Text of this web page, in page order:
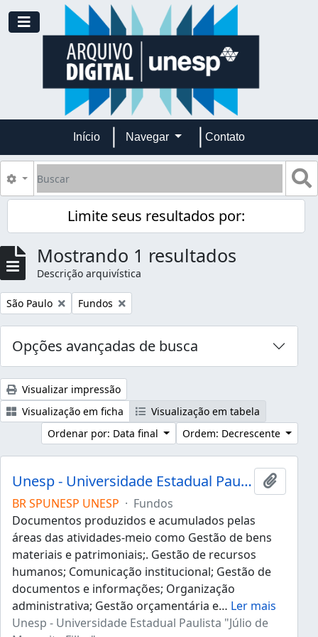
Skip to main content
Toggle navigation
Início Navegar Contato
Buscar
Opções de busca
Limite seus resultados por:
Mostrando 1 resultados
Descrição arquivística
Remover filtro:
São Paulo Remover filtro:
Fundos
Opções avançadas de busca
Visualizar impressão
Visualização em ficha
Visualização em tabela
Ordenar por: Data final
Ordem: Decrescente
Unesp - Universidade Estadual Paulista "Júlio de Mesquita Filho"
BR SPUNESP UNESP · Fundos
Documentos produzidos e acumulados pelas
áreas das atividades-meio como Gestão de bens
materiais e patrimoniais;. Gestão de recursos
humanos; Comunicação institucional; Gestão de
documentos e informações; Organização
administrativa; Gestão orçamentária e… Ler mais
Unesp - Universidade Estadual Paulista "Júlio de